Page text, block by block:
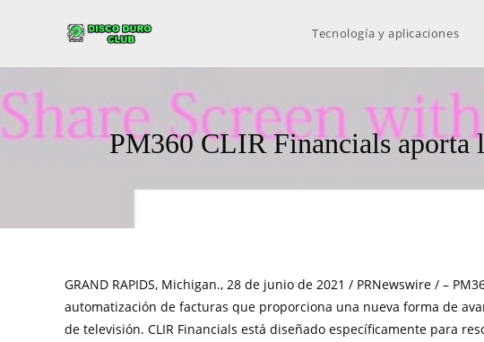
Tecnología y aplicaciones
PM360 CLIR Financials aporta
GRAND RAPIDS, Michigan., 28 de junio de 2021 / PRNewswire / –
automatización de facturas que proporciona una nueva forma de
de televisión. CLIR Financials está diseñado específicamente para